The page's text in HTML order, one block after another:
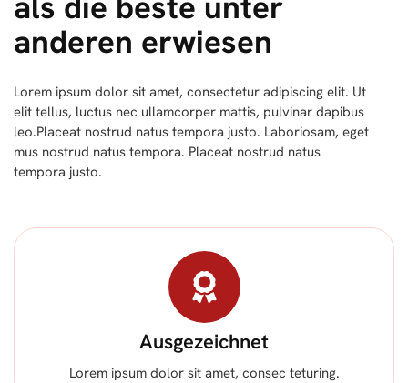
anderen erwiesen
Lorem ipsum dolor sit amet, consectetur adipiscing elit. Ut
elit tellus, luctus nec ullamcorper mattis, pulvinar dapibus
leo.Placeat nostrud natus tempora justo. Laboriosam, eget
mus nostrud natus tempora. Placeat nostrud natus
tempora justo.
Ausgezeichnet
Lorem ipsum dolor sit amet, consec teturing.